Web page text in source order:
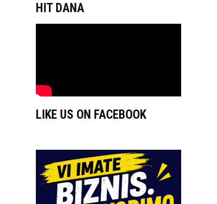
HIT DANA
LIKE US ON FACEBOOK